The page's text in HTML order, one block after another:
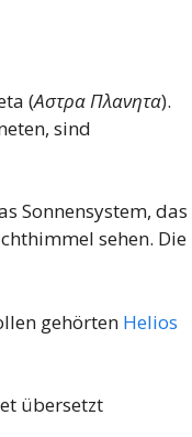
(Αστρα Πλανητα).
sind
Sonnensystem, das
sehen. Die
gehörten Helios
übersetzt